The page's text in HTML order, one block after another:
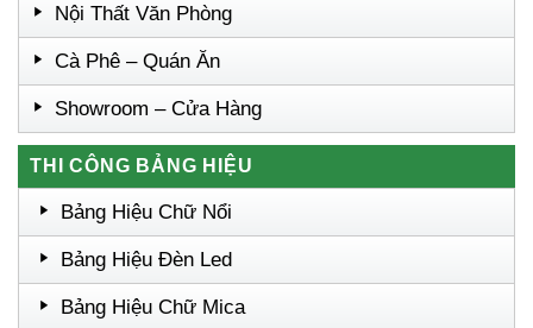
Nội Thất Văn Phòng
Cà Phê – Quán Ăn
Showroom – Cửa Hàng
THI CÔNG BẢNG HIỆU
Bảng Hiệu Chữ Nổi
Bảng Hiệu Đèn Led
Bảng Hiệu Chữ Mica